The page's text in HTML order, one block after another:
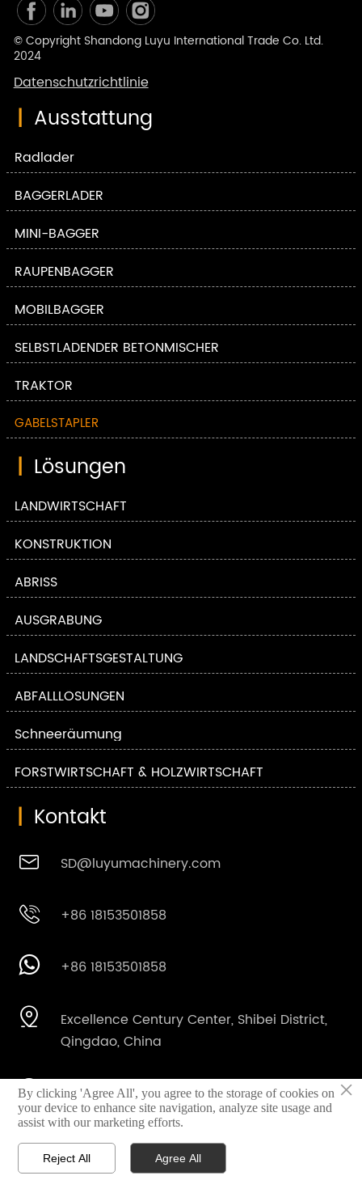
© Copyright Shandong Luyu International Trade Co. Ltd.
2024
Datenschutzrichtlinie
| Ausstattung
Radlader
BAGGERLADER
MINI-BAGGER
RAUPENBAGGER
MOBILBAGGER
SELBSTLADENDER BETONMISCHER
TRAKTOR
GABELSTAPLER
| Lösungen
LANDWIRTSCHAFT
KONSTRUKTION
ABRISS
AUSGRABUNG
LANDSCHAFTSGESTALTUNG
ABFALLLÖSUNGEN
Schneeräumung
FORSTWIRTSCHAFT & HOLZWIRTSCHAFT
| Kontakt
 SD@luyumachinery.com
 +86 18153501858
 +86 18153501858

Excellence Century Center, Shibei District,
Qingdao, China

Shahe Industriegebiet, Laizhou Stadt,
Provinz Shandong, China
 Startseite  E-Mail
×
By clicking 'Agree All', you agree to the storage of cookies on
your device to enhance site navigation, analyze site usage and
assist with our marketing efforts.
Reject All Agree All